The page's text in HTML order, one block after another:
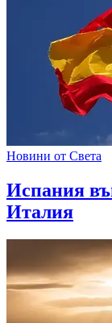
Новини от Света
Испания
Италия